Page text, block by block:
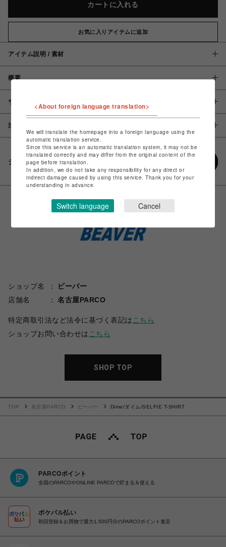
カートに入れる
お気に入りアイテムに追加
アイテム説明 / 素材
概要
サイズ
注意事項
シェアする
ショップ名
ビーバー
店舗名
名古屋PARCO
特定商取引法など法令に基づく表記は こちら
ショップお問い合わせは こちら
SHOP TOP
TOP 名古屋PARCO ビーバー Dime/ダイム/SELFIE T-SHIRT
PARCOポイント
全国のPARCOやONLINE PARCOで貯まる＆使える
ポケパル払い
初回登録＆お買物で最大1,500円分のPARCOポイント進呈
<About foreign language translation>
We will translate the homepage into a foreign language using the
automatic translation service.
Since this service is an automatic translation system, it may not be
translated correctly and may differ from the original content of the
page before translation.
In addition, we do not take any responsibility for any direct or
indirect damage caused by using this service. Thank you for your
understanding in advance.
Switch language Cancel